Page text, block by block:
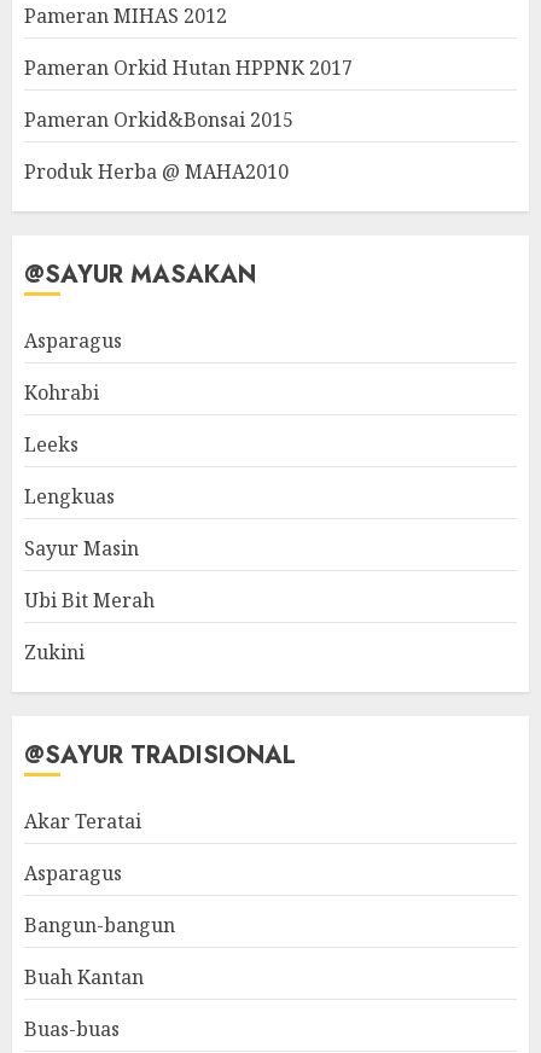
Pameran MIHAS 2012
Pameran Orkid Hutan HPPNK 2017
Pameran Orkid&Bonsai 2015
Produk Herba @ MAHA2010
@SAYUR MASAKAN
Asparagus
Kohrabi
Leeks
Lengkuas
Sayur Masin
Ubi Bit Merah
Zukini
@SAYUR TRADISIONAL
Akar Teratai
Asparagus
Bangun-bangun
Buah Kantan
Buas-buas